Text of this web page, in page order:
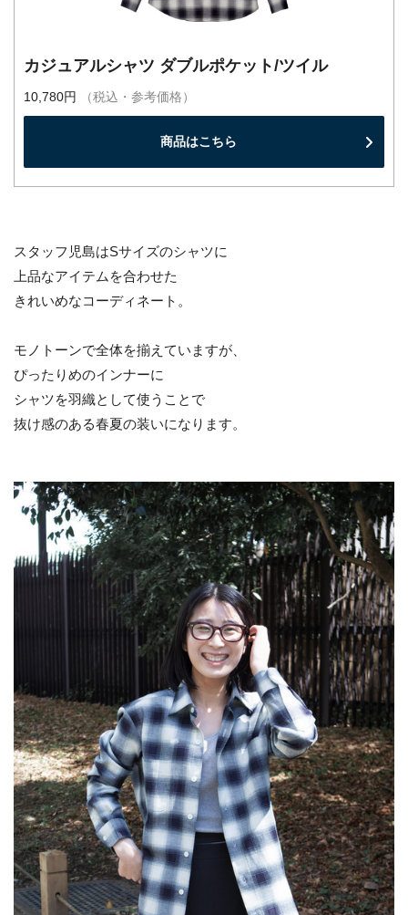
カジュアルシャツ ダブルポケット/ツイル
10,780円 （税込・参考価格）
商品はこちら
スタッフ児島はSサイズのシャツに
上品なアイテムを合わせた
きれいめなコーディネート。
モノトーンで全体を揃えていますが、
ぴったりめのインナーに
シャツを羽織として使うことで
抜け感のある春夏の装いになります。